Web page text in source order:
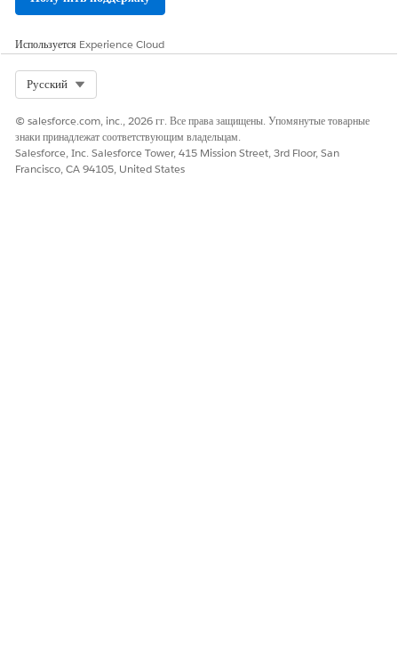
безопасную среду из производственной организации, как и в
любую другую безопасную среду.
Убедитесь, что клон скопировал все конфигурации в
Data Cloud.
ЭТА СТАТЬЯ РЕШИЛА ВАШУ ПРОБЛЕМУ?
Используется Experience Cloud
Русский
© salesforce.com, inc., 2026 гг. Все права защищены. Упомянутые товарные
знаки принадлежат соответствующим владельцам.
Salesforce, Inc. Salesforce Tower, 415 Mission Street, 3rd Floor, San
Francisco, CA 94105, United States